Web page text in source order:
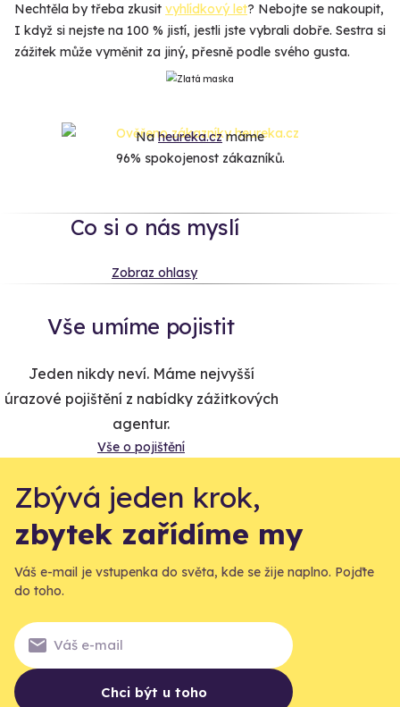
Nechtěla by třeba zkusit vyhlídkový let? Nebojte se nakoupit,
I když si nejste na 100 % jistí, jestli jste vybrali dobře. Sestra si
zážitek může vyměnit za jiný, přesně podle svého gusta.
Naheureka.czmáme
96% spokojenost zákazníků.
Co si o nás myslí
Zobraz ohlasy
Vše umíme pojistit
Jeden nikdy neví. Máme nejvyšší
úrazové pojištění z nabídky zážitkových
agentur.
Vše o pojištění
Zbývá jeden krok,
zbytek zařídíme my
Váš e-mail je vstupenka do světa, kde se žije naplno. Pojďte
do toho.
Chci být u toho